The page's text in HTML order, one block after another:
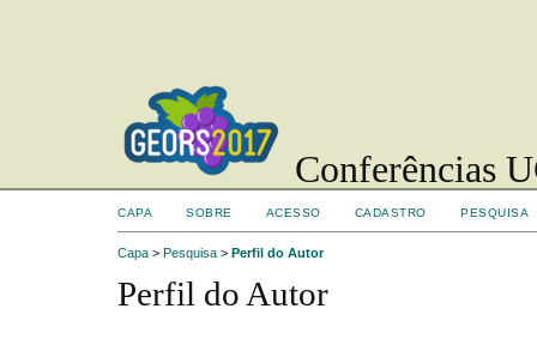
Conferências
CAPA SOBRE ACESSO CADASTRO PESQUISA
Capa > Pesquisa > Perfil do Autor
Perfil do Autor